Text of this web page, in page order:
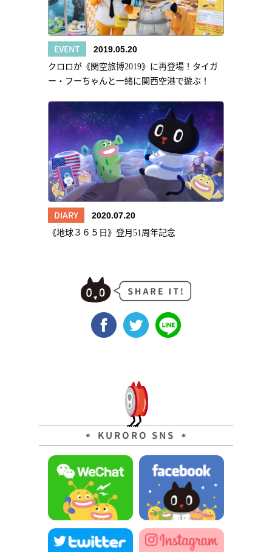
EVENT 2019.05.20
クロロが《関空旅博2019》に再登場！タイガ
ー・フーちゃんと一緒に関西空港で遊ぶ！
DIARY 2020.07.20
《地球３６５日》登月51周年記念
KURORO SNS